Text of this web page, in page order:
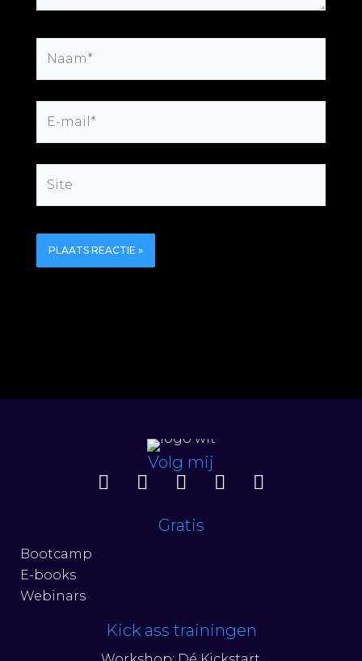
mail*
Volg mij
Gratis
Bootcamp
E-books
Webinars
Kick ass trainingen